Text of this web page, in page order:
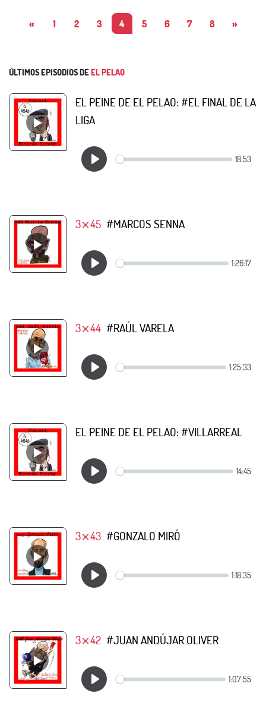
« 1 2 3 4 5 6 7 8 »
ÚLTIMOS EPISODIOS DEEL PELAO
EL PEINE DE EL PELAO: #EL FINAL DE LA
LIGA
3⨯45 #MARCOS SENNA
3⨯44 #RAÚL VARELA
EL PEINE DE EL PELAO: #VILLARREAL
3⨯43 #GONZALO MIRÓ
3⨯42 #JUAN ANDÚJAR OLIVER